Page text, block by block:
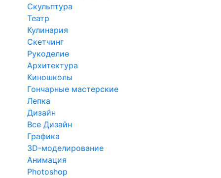
Скульптура
Театр
Кулинария
Скетчинг
Рукоделие
Архитектура
Киношколы
Гончарные мастерские
Лепка
Дизайн
Все Дизайн
Графика
3D-моделирование
Анимация
Photoshop